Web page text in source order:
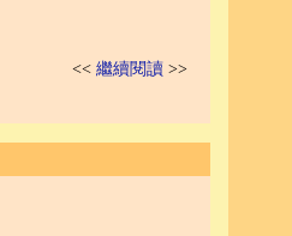
<< 繼續閱讀 >>